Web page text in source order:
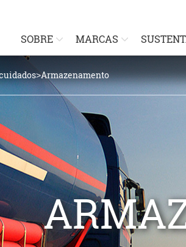
SOBRE MARCAS
>Armazenamento